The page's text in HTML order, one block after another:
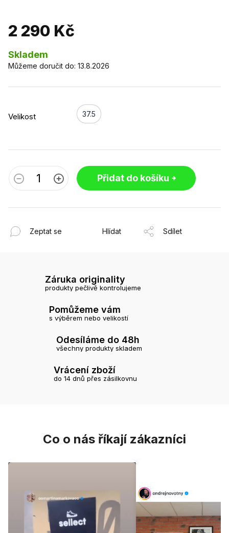
2 290 Kč
Skladem
Velikost 37.5
Můžeme doručit do: 13.8.2026
Přidat do košíku
Zeptat se Hlídat Sdílet
Záruka originality
produkty pečlivě kontrolujeme
Pomůžeme vám
s výběrem nebo velikostí
Odesíláme do 48h
všechny produkty skladem
Vrácení zboží
do 14 dnů přes zásilkovnu
Co o nás říkají zákazníci